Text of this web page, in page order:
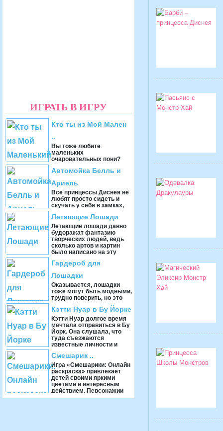
ИГРАТЬ В ИГРУ
Кто ты из Мой Мален
..
Вы тоже любите
маленьких
очаровательных пони?
создана специально для
сможете выяснить, ...
Автомойка Белль и
Ариель
Все принцессы Диснея не
любят просто сидеть и
скучать у себя в замках,
придумывают себе
необычные и очень интер
...
Летающие Лошади
Летающие лошади давно
будоражат фантазию
творческих людей, ведь
сколько артов и картин
было написано на эту
Гардероб для
Лошадки
Оказывается, лошадки
тоже могут быть модными,
трудно поверить, но это
факт. В нашей героини
лошадки Дорис сколько
вещей, что бедня ...
Кэтти Нуар в Бу Йорке
Кэтти Нуар долгое время
мечтала отправиться в Бу
Йорк. Она слушала, что
туда съезжаются
известные личности и
Смешарик ..
Игра «Смешарики: Онлайн
раскраска» привлекает
детей своими яркими
цветами и интересным
действием. Персонажии
измультфиль ...